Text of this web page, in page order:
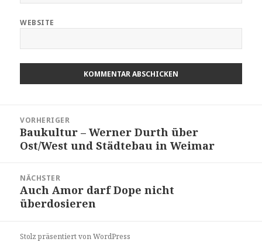
WEBSITE
VORHERIGER
Vorheriger
Beitrag:
Baukultur – Werner Durth über
Ost/West und Städtebau in Weimar
NÄCHSTER
Nächster
Beitrag:
Auch Amor darf Dope nicht
überdosieren
Stolz präsentiert von WordPress